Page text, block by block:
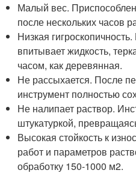
Малый вес.
после нескольких часов
Низкая
впитывает жидкость,
часом, как деревянная.
Не рассыхается. После
инструмент полностью
Не налипает раствор.
штукатуркой,
Высокая стойкость к
работ и параметров
обработку 150-1000 м2.